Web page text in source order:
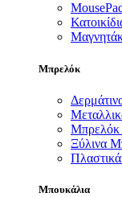
Μπρελόκ
Μπρελόκ
Ξύλινα
Μπουκάλια